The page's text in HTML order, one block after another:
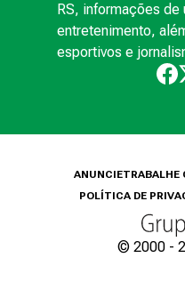
RS, informações
entretenimento,
esportivos e
ANUNCIETRABALHE
POLÍTICA DE
© 2000 -